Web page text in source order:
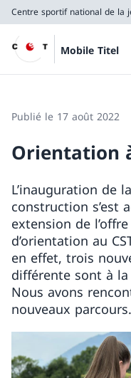
Centre sportif national de la
Mobile Titel
Publié le 17 août 2022
Orientation
L’inauguration de
construction s’est
extension de
d’orientation au
en effet, trois
différente sont à
Nous avons
nouveaux parcours.